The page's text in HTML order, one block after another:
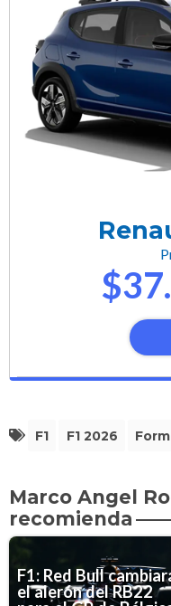
F1 F1 2026
Marco Angel
recomienda
F1: Red Bull
el alerón del RB22